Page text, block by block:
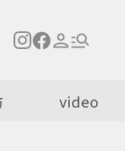
video